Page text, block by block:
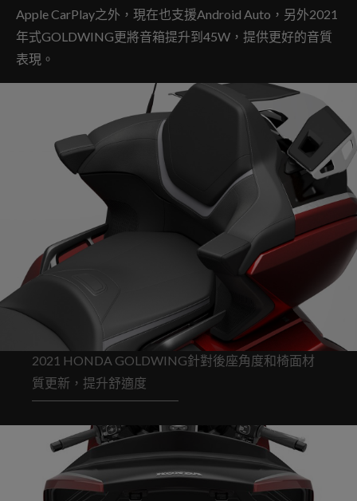
Apple CarPlay之外，現在也支援Android Auto，另外2021
年式GOLDWING更將音箱提升到45W，提供更好的音質
表現。
2021 HONDA GOLDWING針對後座角度和椅面材
質更新，提升舒適度